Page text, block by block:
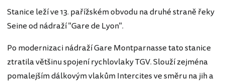
Stanice leží ve 13. pařížském obvodu na druhé straně řeky
Seine od nádraží "Gare de Lyon".
Po modernizaci nádraží Gare Montparnasse tato stanice
ztratila většinu spojení rychlovlaky TGV. Slouží zejména
pomalejším dálkovým vlakům Intercites ve směru na jih a